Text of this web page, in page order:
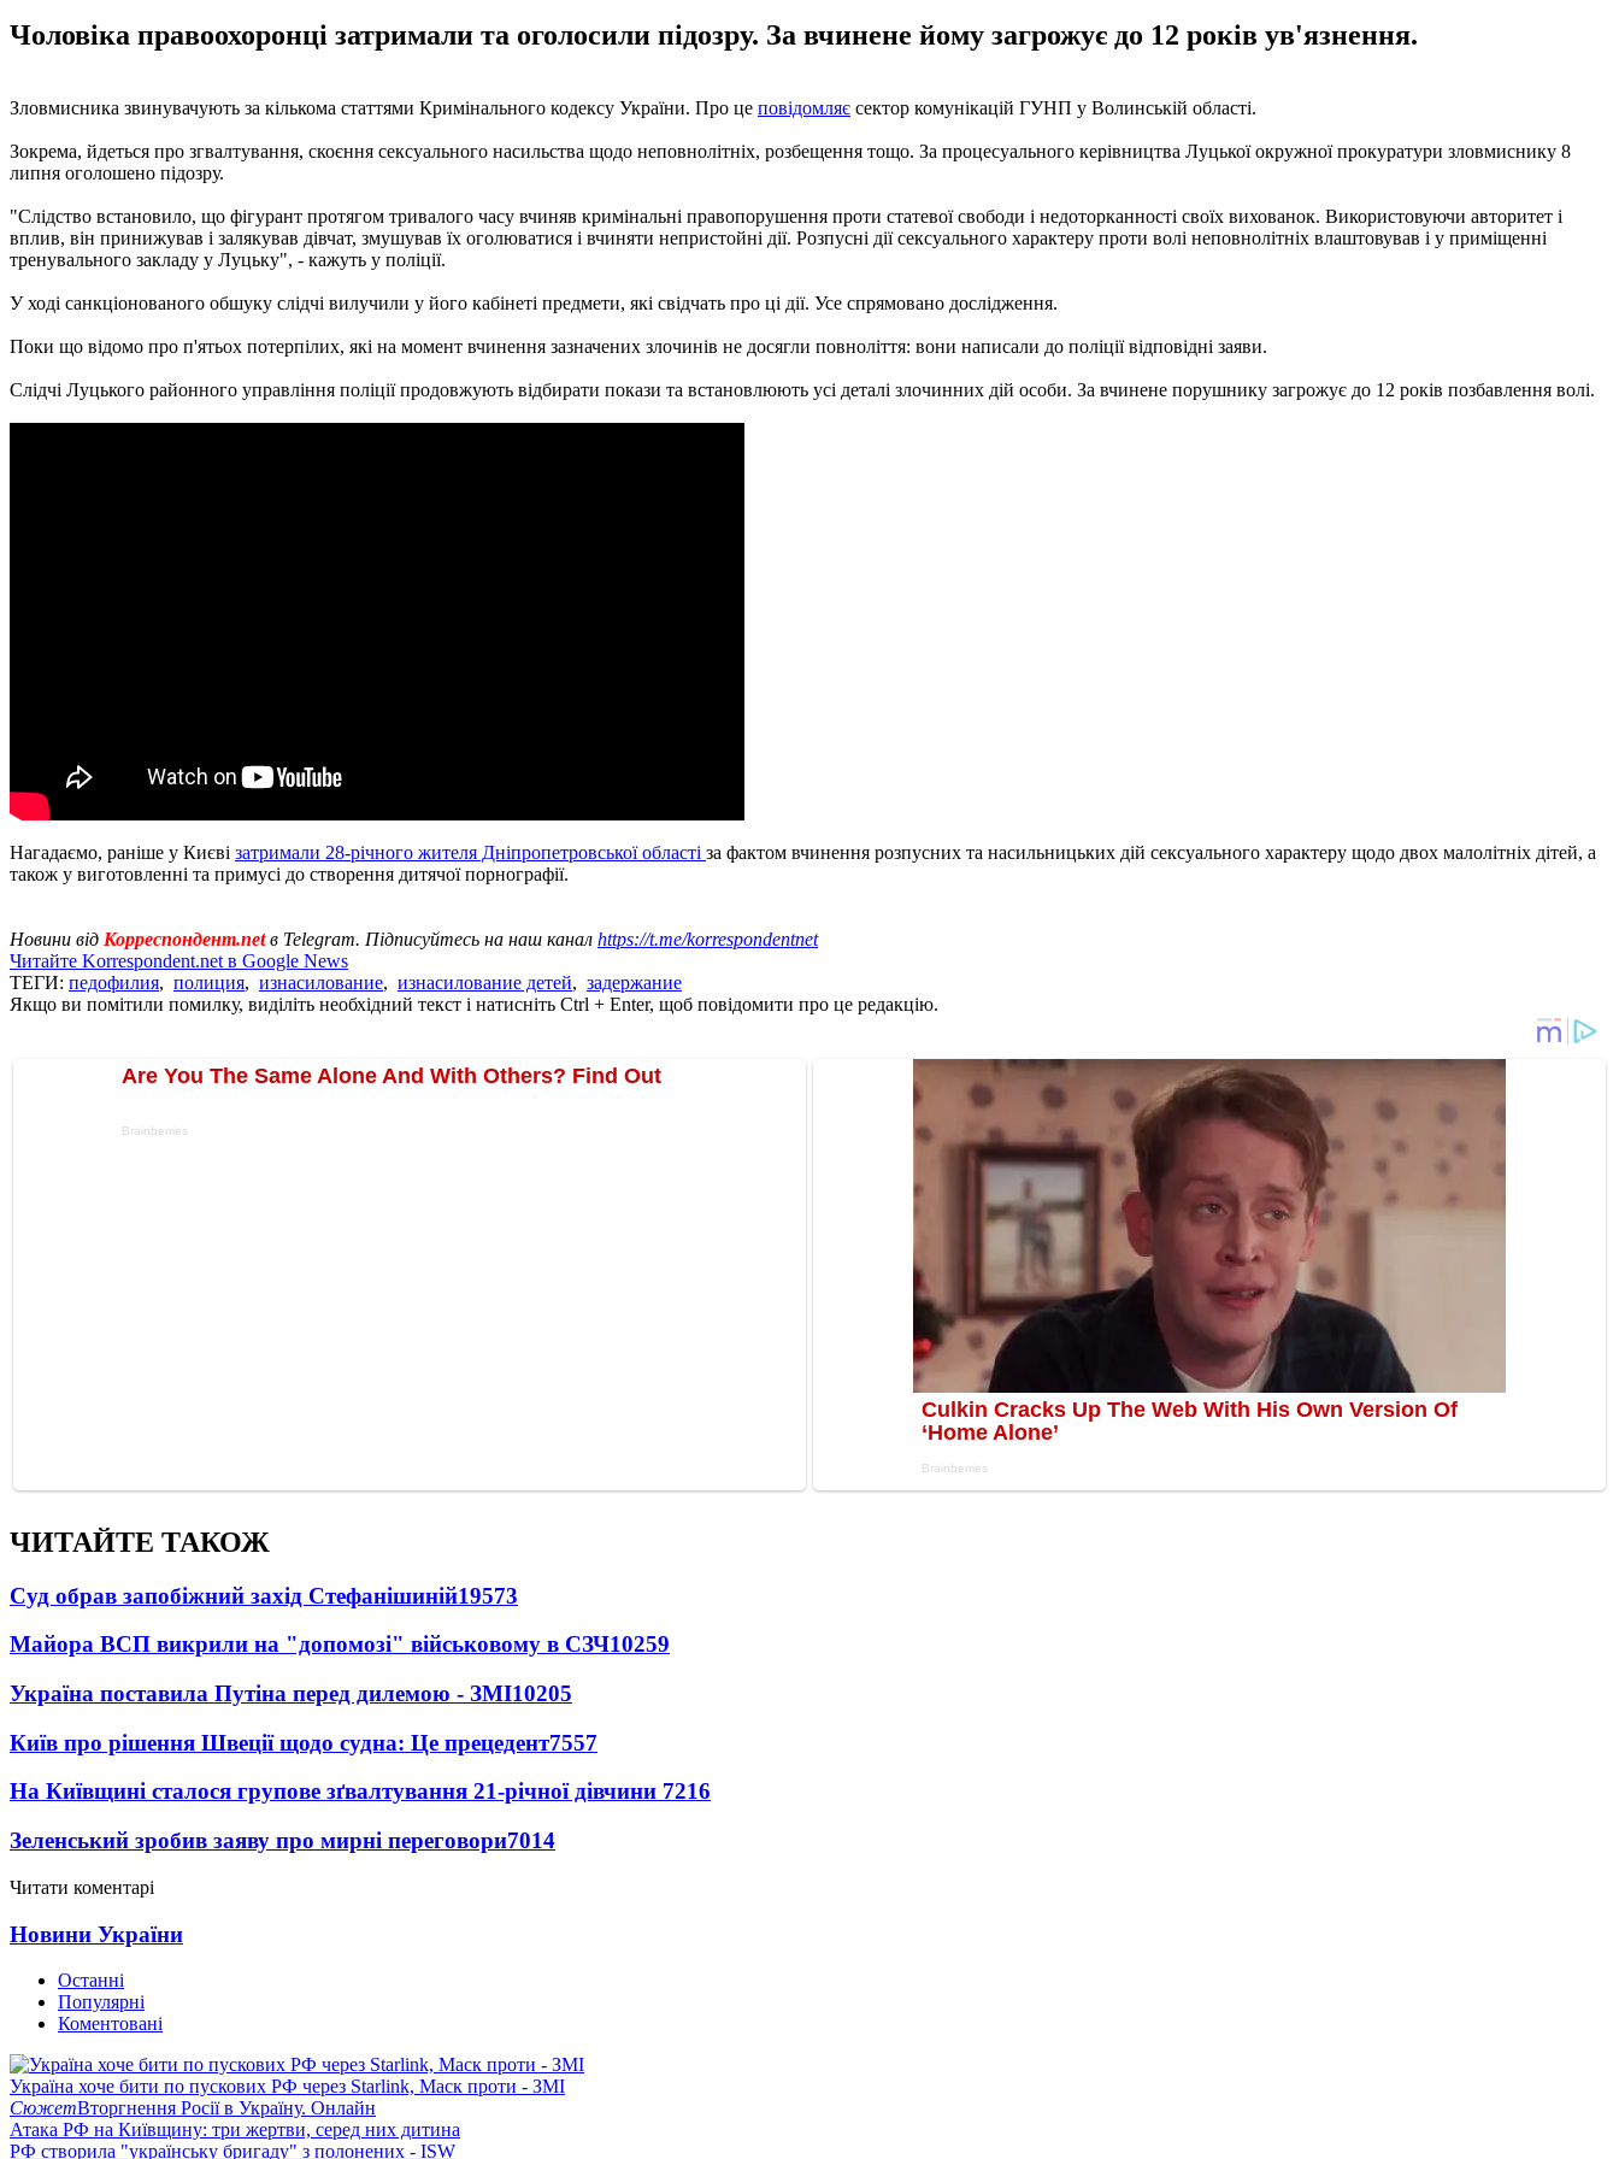
Чоловіка правоохоронці затримали та оголосили підозру. За вчинене йому загрожує до 12 років ув'язнення.
Зловмисника звинувачують за кількома статтями Кримінального кодексу України. Про це повідомляє сектор комунікацій ГУНП у Волинській області.
Зокрема, йдеться про згвалтування, скоєння сексуального насильства щодо неповнолітніх, розбещення тощо. За процесуального керівництва Луцької окружної прокуратури зловмиснику 8
липня оголошено підозру.
"Слідство встановило, що фігурант протягом тривалого часу вчиняв кримінальні правопорушення проти статевої свободи і недоторканності своїх вихованок. Використовуючи авторитет і
вплив, він принижував і залякував дівчат, змушував їх оголюватися і вчиняти непристойні дії. Розпусні дії сексуального характеру проти волі неповнолітніх влаштовував і у приміщенні
тренувального закладу у Луцьку", - кажуть у поліції.
У ході санкціонованого обшуку слідчі вилучили у його кабінеті предмети, які свідчать про ці дії. Усе спрямовано дослідження.
Поки що відомо про п'ятьох потерпілих, які на момент вчинення зазначених злочинів не досягли повноліття: вони написали до поліції відповідні заяви.
Слідчі Луцького районного управління поліції продовжують відбирати покази та встановлюють усі деталі злочинних дій особи. За вчинене порушнику загрожує до 12 років позбавлення волі.
Нагадаємо, раніше у Києві затримали 28-річного жителя Дніпропетровської області за фактом вчинення розпусних та насильницьких дій сексуального характеру щодо двох малолітніх дітей, а
також у виготовленні та примусі до створення дитячої порнографії.
Новини від Корреспондент.netв Telegram. Підписуйтесь на наш канал https://t.me/korrespondentnet
Читайте Korrespondent.net в Google News
ТЕГИ: педофилия, полиция, изнасилование, изнасилование детей, задержание
Якщо ви помітили помилку, виділіть необхідний текст і натисніть Ctrl + Enter, щоб повідомити про це редакцію.
ЧИТАЙТЕ ТАКОЖ
Суд обрав запобіжний захід Стефанішиній19573
Майора ВСП викрили на "допомозі" військовому в СЗЧ10259
Україна поставила Путіна перед дилемою - ЗМІ10205
Київ про рішення Швеції щодо судна: Це прецедент7557
На Київщині сталося групове зґвалтування 21-річної дівчини 7216
Зеленський зробив заяву про мирні переговори7014
Читати коментарі
Новини України
Останні
Популярні
Коментовані
Україна хоче бити по пускових РФ через Starlink, Маск проти - ЗМІ
СюжетВторгнення Росії в Україну. Онлайн
Атака РФ на Київщину: три жертви, серед них дитина
РФ створила "українську бригаду" з полонених - ISW